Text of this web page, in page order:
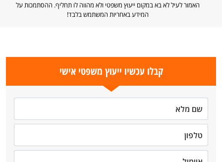
האמור לעיל לא בא במקום ייעוץ משפטי ולא מהווה לו תחליף. ההסתמכות על
המידע באחריות המשתמש בלבד!
קבלו עכשיו ייעוץ משפטי אישי